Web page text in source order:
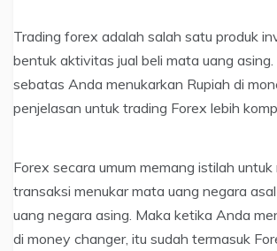
Trading forex adalah salah satu produk
bentuk aktivitas jual beli mata uang asing.
sebatas Anda menukarkan Rupiah di
penjelasan untuk trading Forex lebih
Forex secara umum memang istilah
transaksi menukar mata uang negara
uang negara asing. Maka ketika Anda
di money changer, itu sudah termasuk